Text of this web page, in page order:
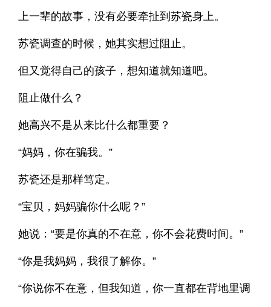
上一辈的故事，没有必要牵扯到苏瓷身上。
苏瓷调查的时候，她其实想过阻止。
但又觉得自己的孩子，想知道就知道吧。
阻止做什么？
她高兴不是从来比什么都重要？
“妈妈，你在骗我。”
苏瓷还是那样笃定。
“宝贝，妈妈骗你什么呢？”
她说：“要是你真的不在意，你不会花费时间。”
“你是我妈妈，我很了解你。”
“你说你不在意，但我知道，你一直都在背地里调